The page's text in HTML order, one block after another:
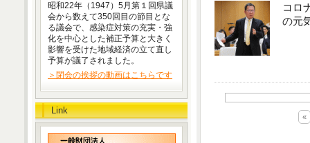
コロ
の元
«
昭和22年（1947）5月第１回県議
会から数えて350回目の節目とな
る議会で、感染症対策の充実・強
化を中心とした補正予算と大きく
影響を受けた地域経済の立て直し
予算が議了されました。
＞閉会の挨拶の動画はこちらです
Link